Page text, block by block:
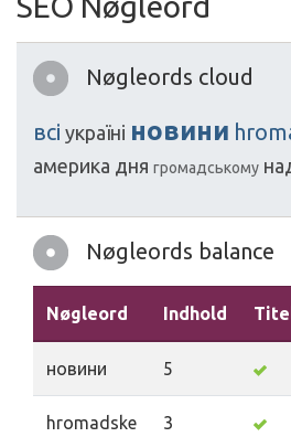
Nøgleords cloud
всі україні новини
америка дня громадському
Nøgleords balance
Nøgleord Indhold
новини 5
hromadske 3